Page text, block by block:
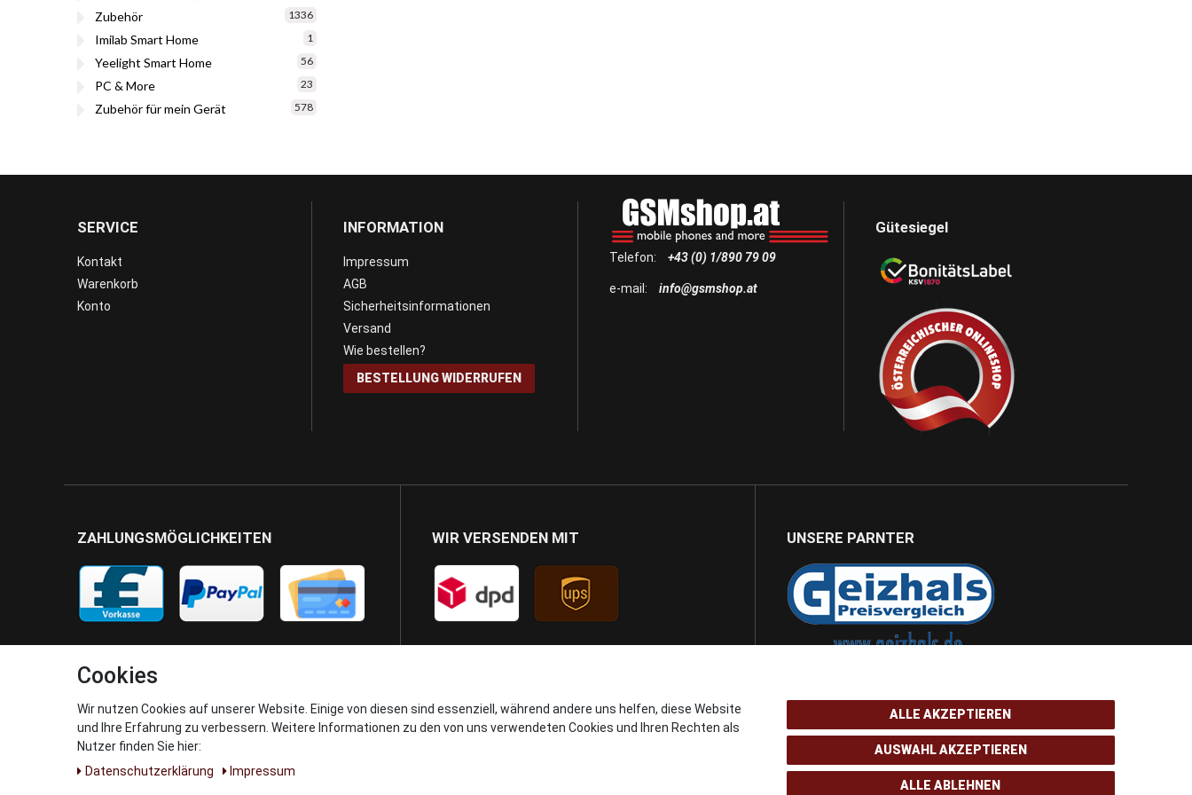
Zubehör 1336
Imilab Smart Home 1
Yeelight Smart Home 56
PC & More 23
Zubehör für mein Gerät 578
SERVICE
Kontakt
Warenkorb
Konto
INFORMATION
Impressum
AGB
Sicherheitsinformationen
Versand
Wie bestellen?
BESTELLUNG WIDERRUFEN
Telefon: +43 (0) 1/890 79 09
e-mail: info@gsmshop.at
Gütesiegel
ZAHLUNGSMÖGLICHKEITEN WIR VERSENDEN MIT UNSERE PARNTER
Cookies
Wir nutzen Cookies auf unserer Website. Einige von diesen sind essenziell, während andere uns helfen, diese Website
und Ihre Erfahrung zu verbessern. Weitere Informationen zu den von uns verwendeten Cookies und Ihren Rechten als
Nutzer finden Sie hier:
Daten­schutz­erklärung
Impressum
ALLE AKZEPTIEREN
AUSWAHL AKZEPTIEREN
ALLE ABLEHNEN